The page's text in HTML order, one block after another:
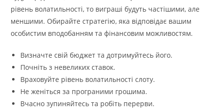
рівень волатильності, то виграші будуть частішими, але
меншими. Обирайте стратегію, яка відповідає вашим
особистим вподобанням та фінансовим можливостям.
Визначте свій бюджет та дотримуйтесь його.
Почніть з невеликих ставок.
Враховуйте рівень волатильності слоту.
Не женіться за програними грошима.
Вчасно зупиняйтесь та робіть перерви.